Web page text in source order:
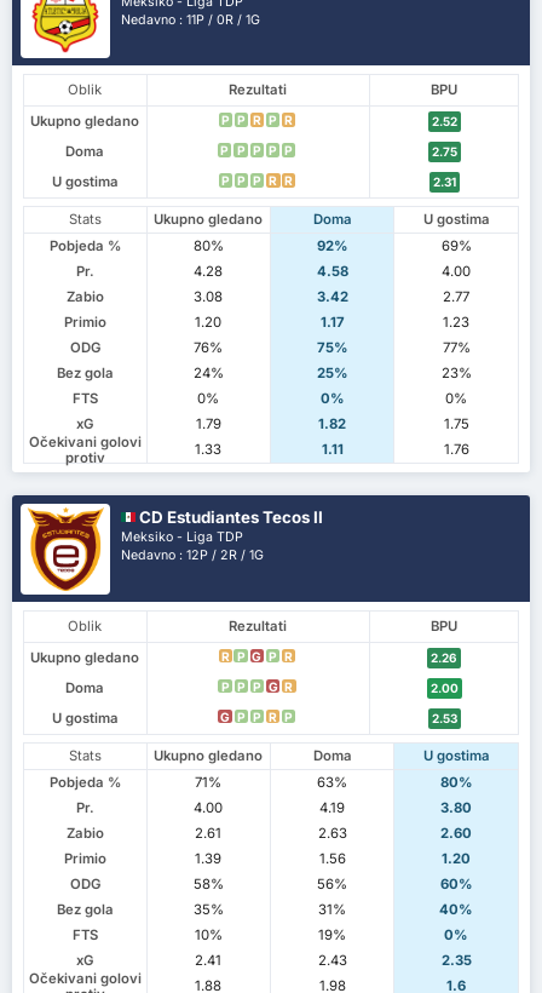
Nedavno : 11P / 0R / 1G
Oblik Rezultati
BPU
Ukupno gledano
P P R P R 2.52
Doma P P P P P 2.75
U gostima P P P R R 2.31
Stats Ukupno gledano Doma
U gostima
Pobjeda %
80% 92%
69%
Pr.
4.28 4.58
4.00
Zabio
3.08 3.42
2.77
Primio
1.20 1.17
1.23
ODG
76% 75%
77%
Bez gola
24% 25%
23%
FTS
0% 0%
0%
xG
1.79 1.82
1.75
Očekivani golovi
protiv
1.33 1.11 1.76
CD Estudiantes Tecos II
Meksiko - Liga TDP
Nedavno : 12P / 2R / 1G
Oblik Rezultati
BPU
Ukupno gledano
R P G P R 2.26
Doma P P P G R 2.00
U gostima G P P R P 2.53
Stats Ukupno gledano Doma
U gostima
Pobjeda %
71% 63%
80%
Pr.
4.00 4.19
3.80
Zabio
2.61 2.63
2.60
Primio
1.39 1.56
1.20
ODG
58% 56%
60%
Bez gola
35% 31%
40%
FTS
10% 19%
0%
xG
2.41 2.43
2.35
Očekivani golovi
1.88 1.98 1.6